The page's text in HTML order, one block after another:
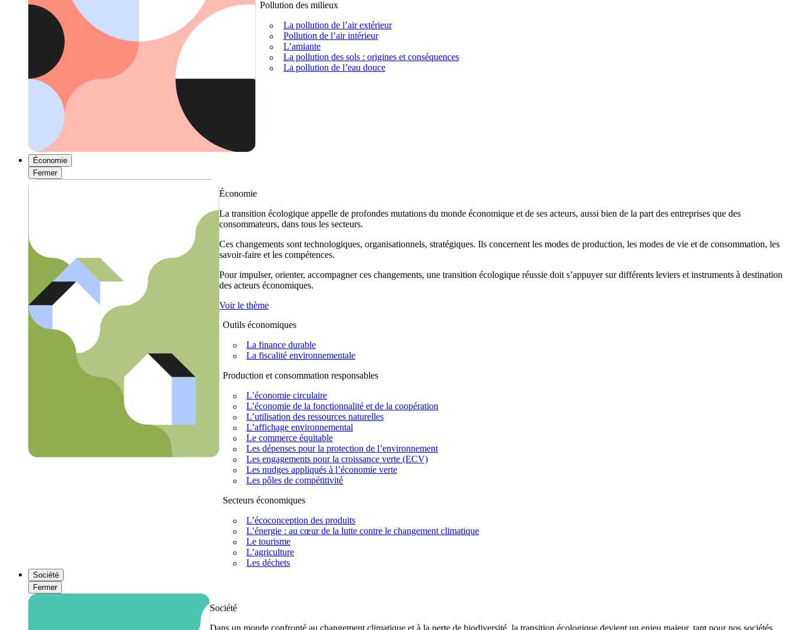
Pollution des milieux
La pollution de l’air extérieur
Pollution de l’air intérieur
L’amiante
La pollution des sols : origines et conséquences
La pollution de l’eau douce
Économie
Fermer
Économie
La transition écologique appelle de profondes mutations du monde économique et de ses acteurs, aussi bien de la part des entreprises que des
consommateurs, dans tous les secteurs.
Ces changements sont technologiques, organisationnels, stratégiques. Ils concernent les modes de production, les modes de vie et de consommation, les
savoir-faire et les compétences.
Pour impulser, orienter, accompagner ces changements, une transition écologique réussie doit s’appuyer sur différents leviers et instruments à destination
des acteurs économiques.
Voir le thème
Outils économiques
La finance durable
La fiscalité environnementale
Production et consommation responsables
L’économie circulaire
L’économie de la fonctionnalité et de la coopération
L’utilisation des ressources naturelles
L’affichage environnemental
Le commerce équitable
Les dépenses pour la protection de l’environnement
Les engagements pour la croissance verte (ECV)
Les nudges appliqués à l’économie verte
Les pôles de compétitivité
Secteurs économiques
L’écoconception des produits
L’énergie : au cœur de la lutte contre le changement climatique
Le tourisme
L’agriculture
Les déchets
Société
Fermer
Société
Dans un monde confronté au changement climatique et à la perte de biodiversité, la transition écologique devient un enjeu majeur, tant pour nos sociétés